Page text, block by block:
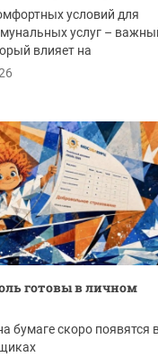
условий для
услуг –
влияет на
готовы в личном
бумаге скоро появятся